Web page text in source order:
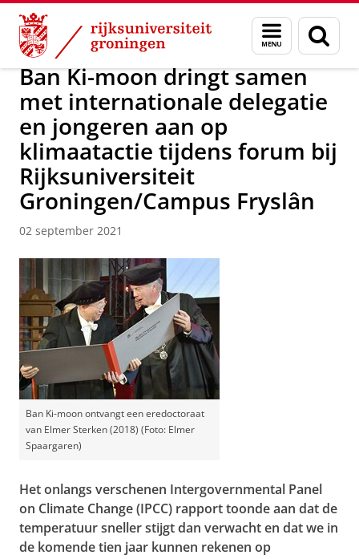
Skip
Content
Skip
Navigation
Menu
en
zoeken
Over ons Actueel Nieuws Nieuwsberichten
Ban Ki-moon dringt samen
met internationale delegatie
en jongeren aan op
klimaatactie tijdens forum bij
Rijksuniversiteit
Groningen/Campus Fryslân
02 september 2021
Ban Ki-moon ontvangt een eredoctoraat
van Elmer Sterken (2018) (Foto: Elmer
Spaargaren)
Het onlangs verschenen Intergovernmental Panel
on Climate Change (IPCC) rapport toonde aan dat de
temperatuur sneller stijgt dan verwacht en dat we in
de komende tien jaar kunnen rekenen op